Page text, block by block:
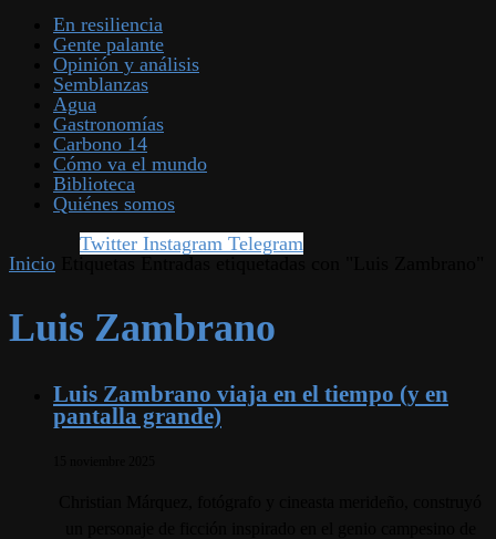
En resiliencia
Gente palante
Opinión y análisis
Semblanzas
Agua
Gastronomías
Carbono 14
Cómo va el mundo
Biblioteca
Quiénes somos
Twitter Instagram Telegram
Inicio
Luis Zambrano
Luis Zambrano viaja en el tiempo (y en
pantalla grande)